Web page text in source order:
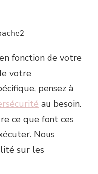
fonction de votre
votre
pensez à
au besoin.
ce que font ces
Nous
sur les